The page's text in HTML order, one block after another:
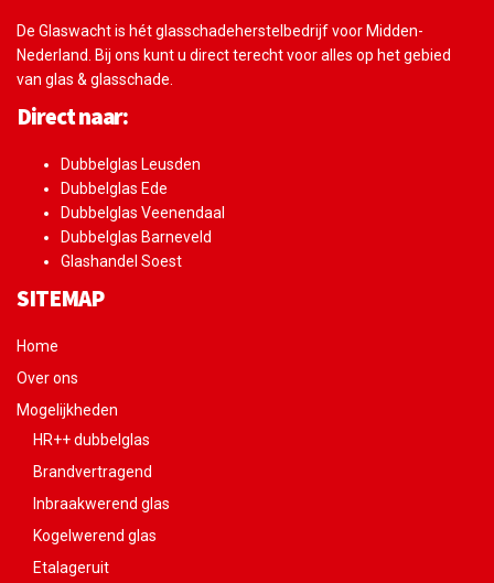
De Glaswacht is hét glasschadeherstelbedrijf voor Midden-
Nederland. Bij ons kunt u direct terecht voor alles op het gebied
van glas & glasschade.
Direct naar:
Dubbelglas Leusden
Dubbelglas Ede
Dubbelglas Veenendaal
Dubbelglas Barneveld
Glashandel Soest
SITEMAP
Home
Over ons
Mogelijkheden
HR++ dubbelglas
Brandvertragend
Inbraakwerend glas
Kogelwerend glas
Etalageruit